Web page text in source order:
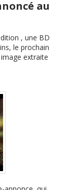
au
, une BD
le prochain
extraite